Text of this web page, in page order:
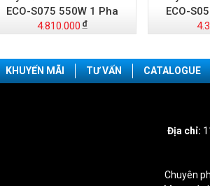
ECO-S075 550W 1 Pha
4.810.000
ECO-
KHUYẾN MÃI TƯ VẤN CATALOGUE
Địa chỉ:
Chuyên